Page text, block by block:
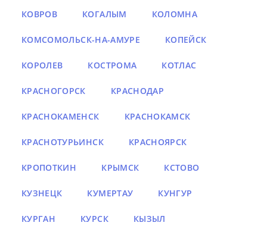
КОВРОВ КОГАЛЫМ КОЛОМНА
КОМСОМОЛЬСК-НА-АМУРЕ КОПЕЙСК
КОРОЛЕВ КОСТРОМА КОТЛАС
КРАСНОГОРСК КРАСНОДАР
КРАСНОКАМЕНСК КРАСНОКАМСК
КРАСНОТУРЬИНСК КРАСНОЯРСК
КРОПОТКИН КРЫМСК КСТОВО
КУЗНЕЦК КУМЕРТАУ КУНГУР
КУРГАН КУРСК КЫЗЫЛ